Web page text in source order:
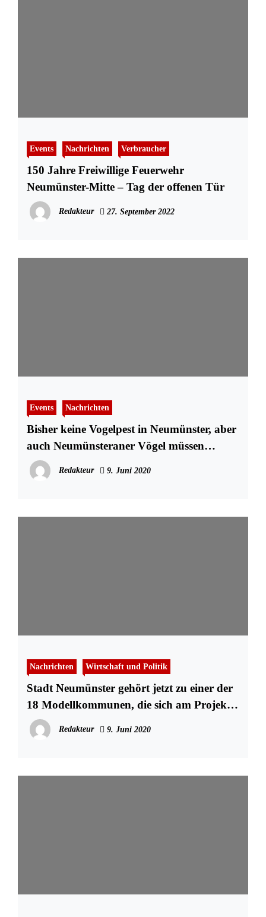
Events Nachrichten Verbraucher
150 Jahre Freiwillige Feuerwehr
Neumünster-Mitte – Tag der offenen Tür
Redakteur 27. September 2022
Events Nachrichten
Bisher keine Vogelpest in Neumünster, aber
auch Neumünsteraner Vögel müssen
trotzdem in den Stall
Redakteur 9. Juni 2020
Nachrichten Wirtschaft und Politik
Stadt Neumünster gehört jetzt zu einer der
18 Modellkommunen, die sich am Projekt
AlphaKommunal beteiligen
Redakteur 9. Juni 2020